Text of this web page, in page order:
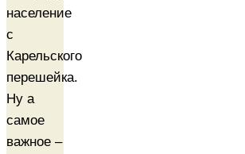
население
с
Карельского
перешейка.
Ну а
самое
важное –